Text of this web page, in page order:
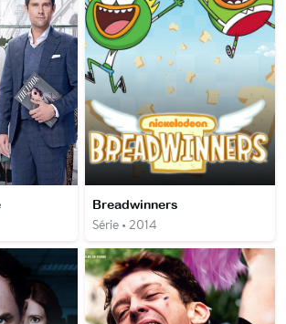
Breadwinners
Série • 2014